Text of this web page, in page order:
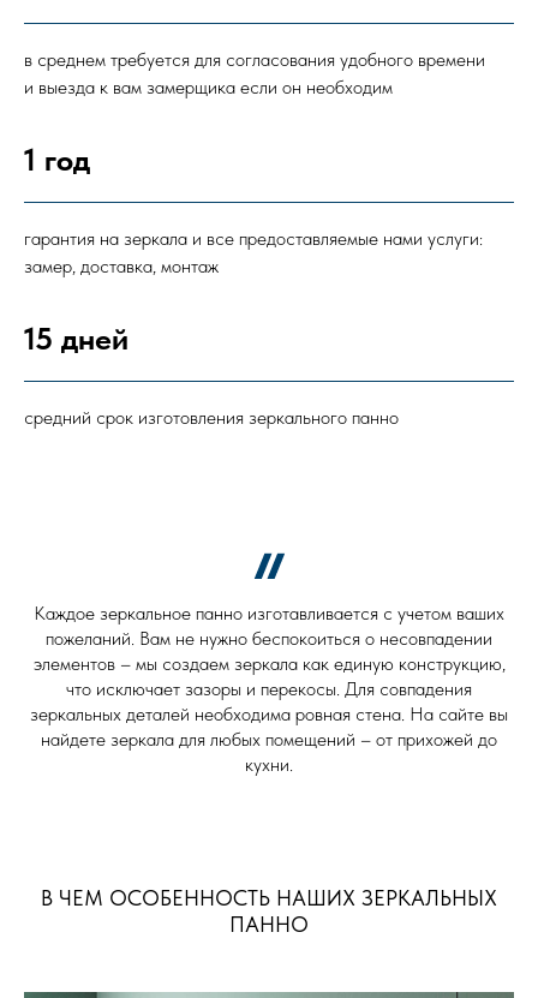
в среднем требуется для согласования удобного времени
и выезда к вам замерщика если он необходим
1 год
гарантия на зеркала и все предоставляемые нами услуги:
замер, доставка, монтаж
15 дней
средний срок изготовления зеркального панно
Каждое зеркальное панно изготавливается с учетом ваших
пожеланий. Вам не нужно беспокоиться о несовпадении
элементов – мы создаем зеркала как единую конструкцию,
что исключает зазоры и перекосы. Для совпадения
зеркальных деталей необходима ровная стена. На сайте вы
найдете зеркала для любых помещений – от прихожей до
кухни.
В ЧЕМ ОСОБЕННОСТЬ НАШИХ ЗЕРКАЛЬНЫХ
ПАННО